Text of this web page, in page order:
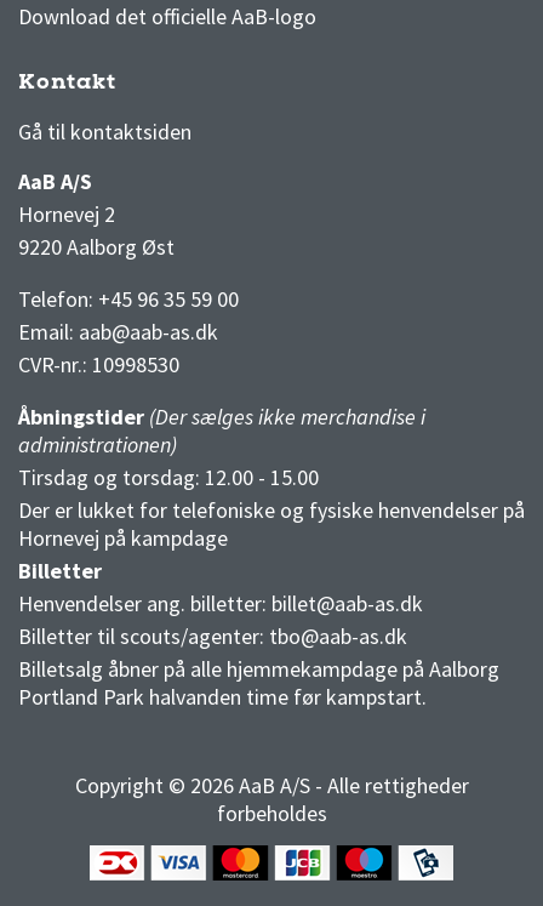
Download det officielle AaB-logo
Kontakt
Gå til kontaktsiden
AaB A/S
Hornevej 2
9220 Aalborg Øst
Telefon: +45 96 35 59 00
Email: aab@aab-as.dk
CVR-nr.: 10998530
Åbningstider (Der sælges ikke merchandise i
administrationen)
Tirsdag og torsdag: 12.00 - 15.00
Der er lukket for telefoniske og fysiske henvendelser på
Hornevej på kampdage
Billetter
Henvendelser ang. billetter: billet@aab-as.dk
Billetter til scouts/agenter: tbo@aab-as.dk
Billetsalg åbner på alle hjemmekampdage på Aalborg
Portland Park halvanden time før kampstart.
Copyright © 2026 AaB A/S - Alle rettigheder
forbeholdes